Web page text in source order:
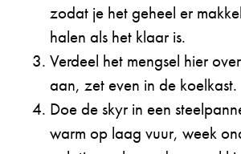
zodat je het geheel er
halen als het klaar is.
Verdeel het mengsel hier
aan, zet even in de koelkast.
Doe de skyr in een
warm op laag vuur, week